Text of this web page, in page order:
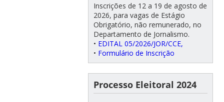
Inscrições de 12 a 19 de agosto de
2026, para vagas de Estágio
Obrigatório, não remunerado, no
Departamento de Jornalismo.
• EDITAL 05/2026/JOR/CCE,
• Formulário de Inscrição
Processo Eleitoral 2024